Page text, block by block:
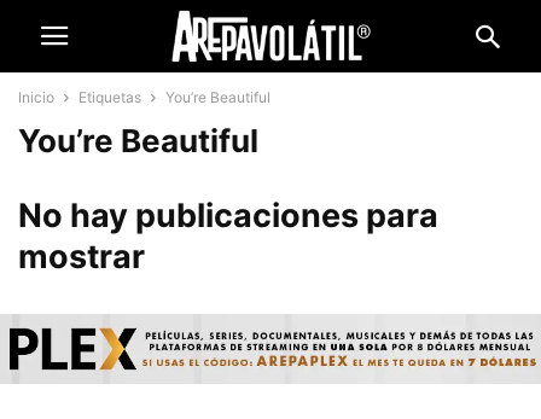
Inicio Etiquetas You’re Beautiful
You’re Beautiful
No hay publicaciones para
mostrar